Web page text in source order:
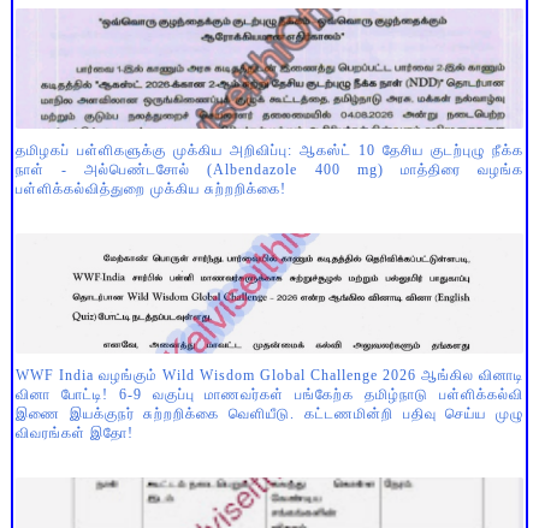
தமிழகப் பள்ளிகளுக்கு முக்கிய அறிவிப்பு: ஆகஸ்ட் 10 தேசிய குடற்புழு நீக்க
நாள் - அல்பெண்டசோல் (Albendazole 400 mg) மாத்திரை வழங்க
பள்ளிக்கல்வித்துறை முக்கிய சுற்றறிக்கை!
WWF India வழங்கும் Wild Wisdom Global Challenge 2026 ஆங்கில வினாடி
வினா போட்டி! 6-9 வகுப்பு மாணவர்கள் பங்கேற்க தமிழ்நாடு பள்ளிக்கல்வி
இணை இயக்குநர் சுற்றறிக்கை வெளியீடு. கட்டணமின்றி பதிவு செய்ய முழு
விவரங்கள் இதோ!